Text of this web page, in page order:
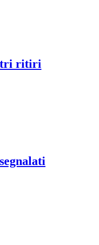
ritiri